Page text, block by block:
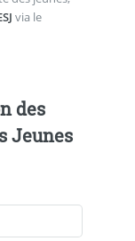
via le
des
Jeunes